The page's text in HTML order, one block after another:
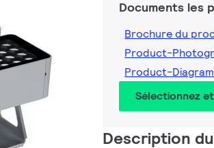
Documents les
Brochure du
Product-
Product-
Sélectionnez
Description